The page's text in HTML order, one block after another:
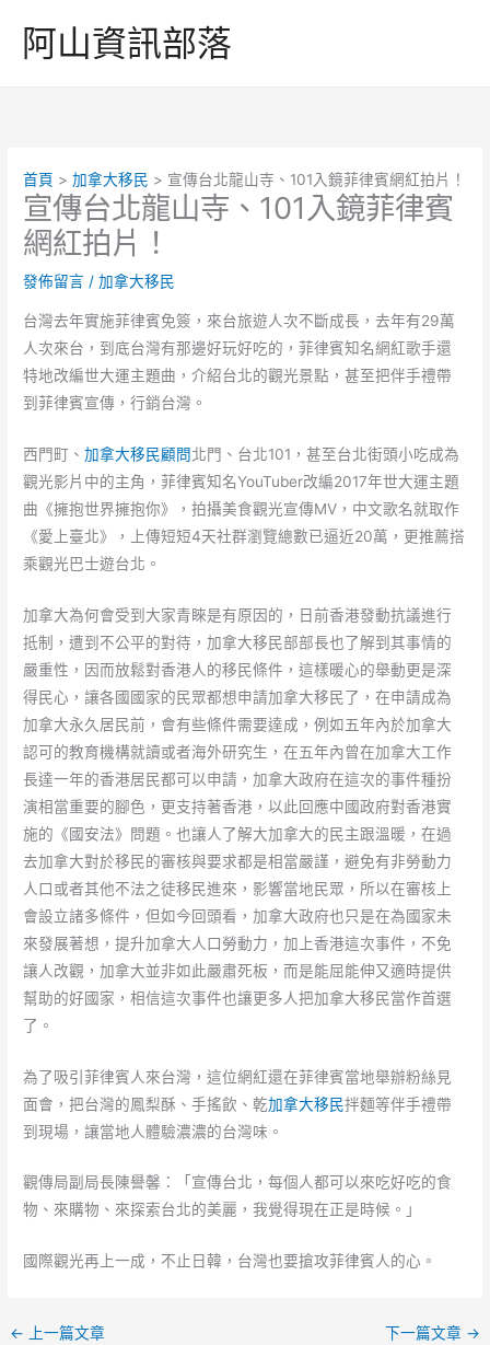
阿山資訊部落
首頁 加拿大移民 宣傳台北龍山寺、101入鏡菲律賓網紅拍片！
宣傳台北龍山寺、101入鏡菲律賓
網紅拍片！
發佈留言 /加拿大移民
台灣去年實施菲律賓免簽，來台旅遊人次不斷成長，去年有29萬
人次來台，到底台灣有那邊好玩好吃的，菲律賓知名網紅歌手還
特地改編世大運主題曲，介紹台北的觀光景點，甚至把伴手禮帶
到菲律賓宣傳，行銷台灣。
西門町、加拿大移民顧問北門、台北101，甚至台北街頭小吃成為
觀光影片中的主角，菲律賓知名YouTuber改編2017年世大運主題
曲《擁抱世界擁抱你》，拍攝美食觀光宣傳MV，中文歌名就取作
《愛上臺北》，上傳短短4天社群瀏覽總數已逼近20萬，更推薦搭
乘觀光巴士遊台北。
加拿大為何會受到大家青睞是有原因的，日前香港發動抗議進行
抵制，遭到不公平的對待，加拿大移民部部長也了解到其事情的
嚴重性，因而放鬆對香港人的移民條件，這樣暖心的舉動更是深
得民心，讓各國國家的民眾都想申請加拿大移民了，在申請成為
加拿大永久居民前，會有些條件需要達成，例如五年內於加拿大
認可的教育機構就讀或者海外研究生，在五年內曾在加拿大工作
長達一年的香港居民都可以申請，加拿大政府在這次的事件種扮
演相當重要的腳色，更支持著香港，以此回應中國政府對香港實
施的《國安法》問題。也讓人了解大加拿大的民主跟溫暖，在過
去加拿大對於移民的審核與要求都是相當嚴謹，避免有非勞動力
人口或者其他不法之徒移民進來，影響當地民眾，所以在審核上
會設立諸多條件，但如今回頭看，加拿大政府也只是在為國家未
來發展著想，提升加拿大人口勞動力，加上香港這次事件，不免
讓人改觀，加拿大並非如此嚴肅死板，而是能屈能伸又適時提供
幫助的好國家，相信這次事件也讓更多人把加拿大移民當作首選
了。
為了吸引菲律賓人來台灣，這位網紅還在菲律賓當地舉辦粉絲見
面會，把台灣的鳳梨酥、手搖飲、乾加拿大移民拌麵等伴手禮帶
到現場，讓當地人體驗濃濃的台灣味。
觀傳局副局長陳譽馨：「宣傳台北，每個人都可以來吃好吃的食
物、來購物、來探索台北的美麗，我覺得現在正是時候。」
國際觀光再上一成，不止日韓，台灣也要搶攻菲律賓人的心。
← 上一篇文章 下一篇文章 →